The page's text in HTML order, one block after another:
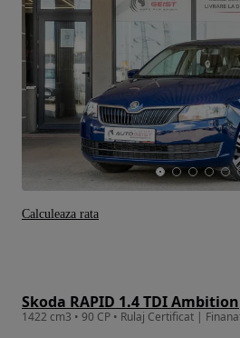
Skoda RAPID 1.4 TDI Ambition
Calculeaza rata